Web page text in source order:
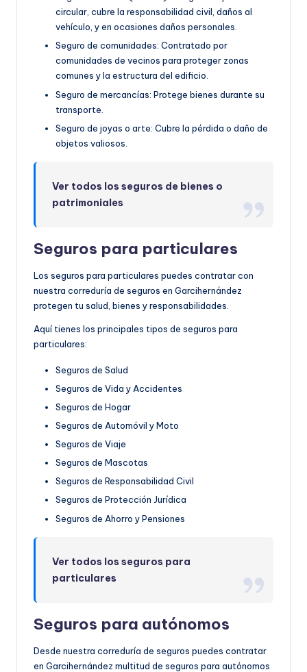
circular, cubre la responsabilidad civil, daños al
vehículo, y en ocasiones daños personales.
Seguro de comunidades: Contratado por
comunidades de vecinos para proteger zonas
comunes y la estructura del edificio.
Seguro de mercancías: Protege bienes durante su
transporte.
Seguro de joyas o arte: Cubre la pérdida o daño de
objetos valiosos.
Ver todos los seguros de bienes o
patrimoniales
Seguros para particulares
Los seguros para particulares puedes contratar con
nuestra correduría de seguros en Garcihernández
protegen tu salud, bienes y responsabilidades.
Aquí tienes los principales tipos de seguros para
particulares:
Seguros de Salud
Seguros de Vida y Accidentes
Seguros de Hogar
Seguros de Automóvil y Moto
Seguros de Viaje
Seguros de Mascotas
Seguros de Responsabilidad Civil
Seguros de Protección Jurídica
Seguros de Ahorro y Pensiones
Ver todos los seguros para
particulares
Seguros para autónomos
Desde nuestra correduría de seguros puedes contratar
en Garcihernández multitud de seguros para autónomos